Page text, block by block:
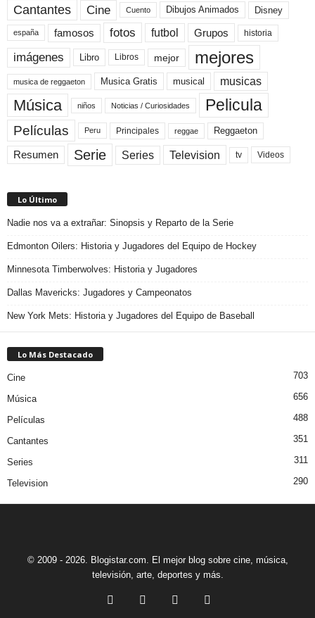
Cantantes Cine Cuento Dibujos Animados Disney
españa famosos fotos futbol Grupos historia
imágenes Libro Libros mejor mejores
musica de reggaeton Musica Gratis musical musicas
Música niños Noticias / Curiosidades Pelicula
Películas Peru Principales reggae Reggaeton
Resumen Serie Series Television tv Videos
Lo Último
Nadie nos va a extrañar: Sinopsis y Reparto de la Serie
Edmonton Oilers: Historia y Jugadores del Equipo de Hockey
Minnesota Timberwolves: Historia y Jugadores
Dallas Mavericks: Jugadores y Campeonatos
New York Mets: Historia y Jugadores del Equipo de Baseball
Lo Más Destacado
Cine 703
Música 656
Películas 488
Cantantes 351
Series 311
Television 290
© 2009 - 2026. Blogistar.com. El mejor blog sobre cine, música,
televisión, arte, deportes y más.